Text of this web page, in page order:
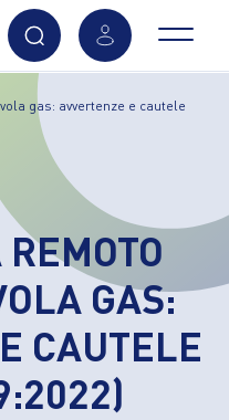
gas: avvertenze e cautele
GAS:
CAUTELE